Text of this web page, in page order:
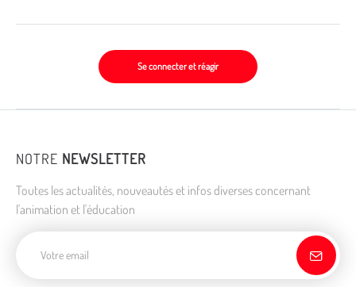
Se connecter et réagir
NOTRE NEWSLETTER
Toutes les actualités, nouveautés et infos diverses concernant
l'animation et l'éducation